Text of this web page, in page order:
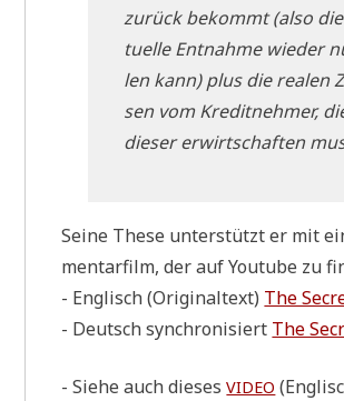
zurück bekommt (also
tu­el­le Ent­nah­me wie­der
len kann) plus die rea­len
sen vom Kre­dit­neh­mer,
die­ser erwirt­schaf­ten
Sei­ne The­se unter­stützt er mit
men­tar­film, der auf You­tube zu
- Eng­lisch (Ori­gi­nal­text) The
- Deutsch syn­chro­ni­siert The
- Sie­he auch die­sesVIDEO